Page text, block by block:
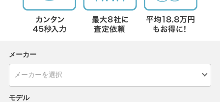
メーカー
モデル